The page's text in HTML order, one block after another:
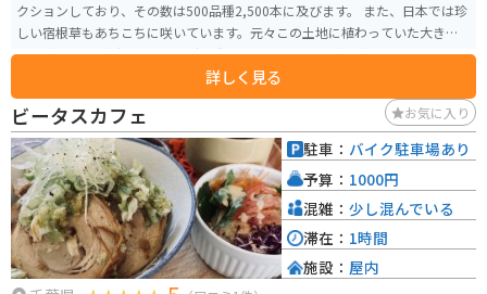
クションしており、その数は500品種2,500本に及びます。 また、日本では珍
しい宿根草もあちこちに咲いています。元々この土地に植わっていた大きく
て見事な樹木を活かしたガーデン造りにも注目です。 敷地内には、アンティ
ーク＆植物雑貨のお店や、天然のバラから作られた香水の香りが漂うお食事
＆お飲み物の図書館カフェもあり、庭園を眺めながらゆったりとした時間を
過ごせます。
詳しく見る
ビータスカフェ お気に入り
駐車： バイク駐車場あり
予算： 1000円
混雑： 少し混んでいる
滞在： 1時間
施設： 屋内